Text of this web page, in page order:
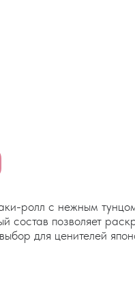
ролл с нежным
состав позволяет
для ценителей